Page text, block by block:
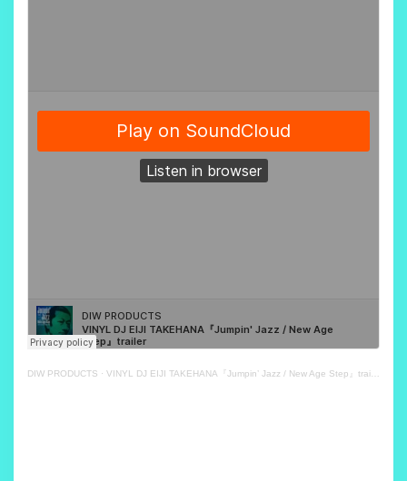
DIW PRODUCTS · VINYL DJ EIJI TAKEHANA『Jumpin’ Jazz / New Age Step』trailer